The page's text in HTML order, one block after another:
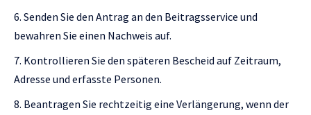
Senden Sie den Antrag an den Beitragsservice und
bewahren Sie einen Nachweis auf.
Kontrollieren Sie den späteren Bescheid auf Zeitraum,
Adresse und erfasste Personen.
Beantragen Sie rechtzeitig eine Verlängerung, wenn der